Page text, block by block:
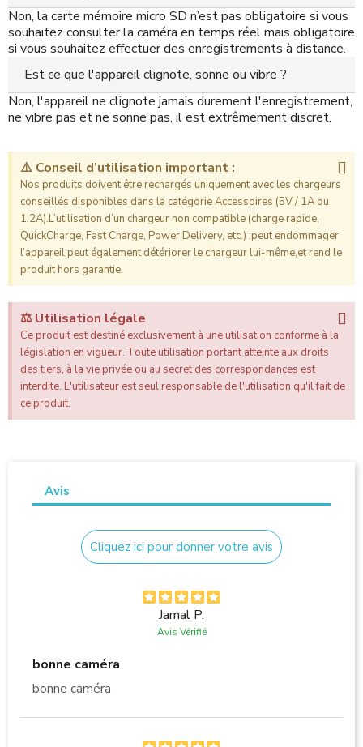
Non, la carte mémoire micro SD n’est pas obligatoire si vous
souhaitez consulter la caméra en temps réel mais obligatoire
si vous souhaitez effectuer des enregistrements à distance.
Est ce que l'appareil clignote, sonne ou vibre ?
Non, l'appareil ne clignote jamais durement l'enregistrement,
ne vibre pas et ne sonne pas, il est extrêmement discret.
⚠️ Conseil d’utilisation important :
Nos produits doivent être rechargés uniquement avec les chargeurs
conseillés disponibles dans la catégorie Accessoires (5V / 1A ou
1.2A).L’utilisation d’un chargeur non compatible (charge rapide,
QuickCharge, Fast Charge, Power Delivery, etc.) :peut endommager
l’appareil,peut également détériorer le chargeur lui-même,et rend le
produit hors garantie.
⚖️ Utilisation légale
Ce produit est destiné exclusivement à une utilisation conforme à la
législation en vigueur. Toute utilisation portant atteinte aux droits
des tiers, à la vie privée ou au secret des correspondances est
interdite. L'utilisateur est seul responsable de l'utilisation qu'il fait de
ce produit.
Avis
Cliquez ici pour donner votre avis
Jamal P.
Avis Vérifié
bonne caméra
bonne caméra